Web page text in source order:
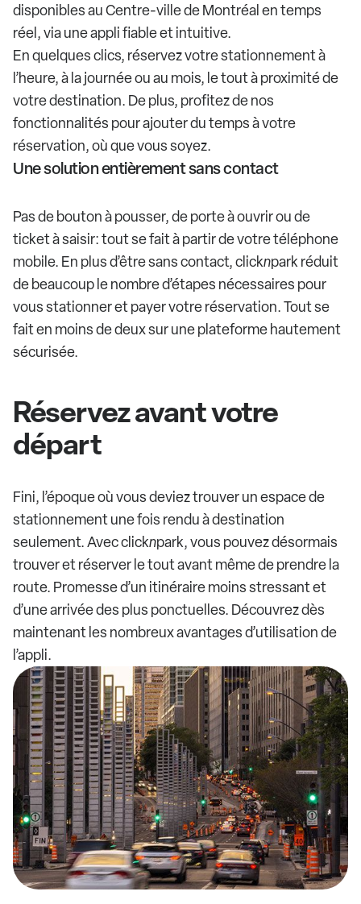
disponibles au Centre-ville de Montréal en temps
réel, via une appli fiable et intuitive.
En quelques clics, réservez votre stationnement à
l’heure, à la journée ou au mois, le tout à proximité de
votre destination. De plus, profitez de nos
fonctionnalités pour ajouter du temps à votre
réservation, où que vous soyez.
Une solution entièrement sans contact
Pas de bouton à pousser, de porte à ouvrir ou de
ticket à saisir: tout se fait à partir de votre téléphone
mobile. En plus d’être sans contact, clicknpark réduit
de beaucoup le nombre d’étapes nécessaires pour
vous stationner et payer votre réservation. Tout se
fait en moins de deux sur une plateforme hautement
sécurisée.
Réservez avant votre
départ
Fini, l’époque où vous deviez trouver un espace de
stationnement une fois rendu à destination
seulement. Avec clicknpark, vous pouvez désormais
trouver et réserver le tout avant même de prendre la
route. Promesse d’un itinéraire moins stressant et
d’une arrivée des plus ponctuelles. Découvrez dès
maintenant les nombreux avantages d’utilisation de
l’appli.